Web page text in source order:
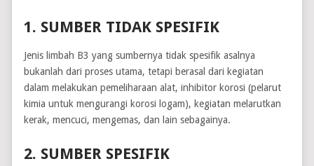
1. SUMBER TIDAK SPESIFIK
Jenis limbah B3 yang sumbernya tidak spesifik asalnya
bukanlah dari proses utama, tetapi berasal dari kegiatan
dalam melakukan pemeliharaan alat, inhibitor korosi (pelarut
kimia untuk mengurangi korosi logam), kegiatan melarutkan
kerak, mencuci, mengemas, dan lain sebagainya.
2. SUMBER SPESIFIK